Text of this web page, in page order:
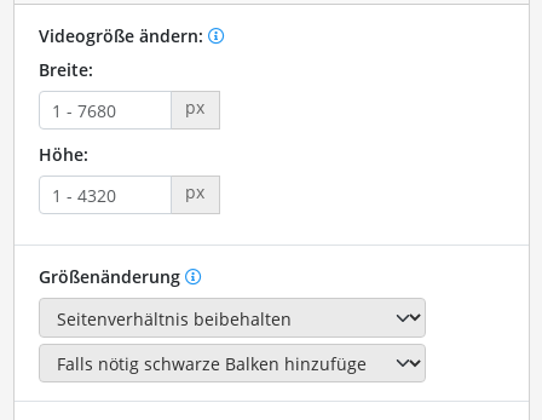
Videogröße ändern:
Breite:
px
Höhe:
px
Größenänderung